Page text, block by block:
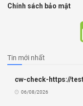
Chính sách bảo mật
Tin mới nhất
cw-check-https://
06/08/2026